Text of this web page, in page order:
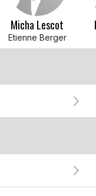
Micha Lescot
Etienne Berger